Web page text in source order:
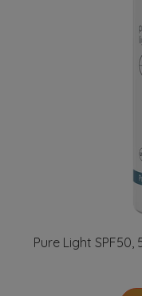
Pure Light